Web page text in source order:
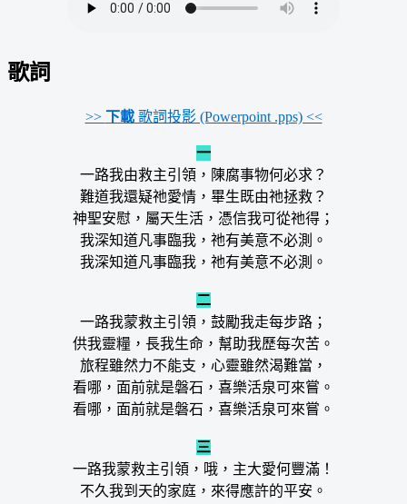
歌詞
>> 下載歌詞投影 (Powerpoint .pps) <<
一
一路我由救主引領，陳腐事物何必求？
難道我還疑祂愛情，畢生既由祂拯救？
神聖安慰，屬天生活，憑信我可從祂得；
我深知道凡事臨我，祂有美意不必測。
我深知道凡事臨我，祂有美意不必測。
二
一路我蒙救主引領，鼓勵我走每步路；
供我靈糧，長我生命，幫助我歷每次苦。
旅程雖然力不能支，心靈雖然渴難當，
看哪，面前就是磐石，喜樂活泉可來嘗。
看哪，面前就是磐石，喜樂活泉可來嘗。
三
一路我蒙救主引領，哦，主大愛何豐滿！
不久我到天的家庭，來得應許的平安。